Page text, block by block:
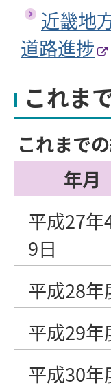
近畿地
道路進捗
これま
これまで
年月
平成27年
9日
平成28年
平成29年
平成30年